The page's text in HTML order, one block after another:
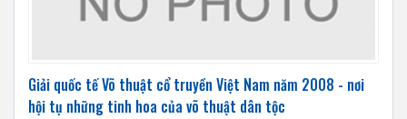
Giải quốc tế Võ thuật cổ truyền Việt Nam năm 2008 - nơi
hội tụ những tinh hoa của võ thuật dân tộc